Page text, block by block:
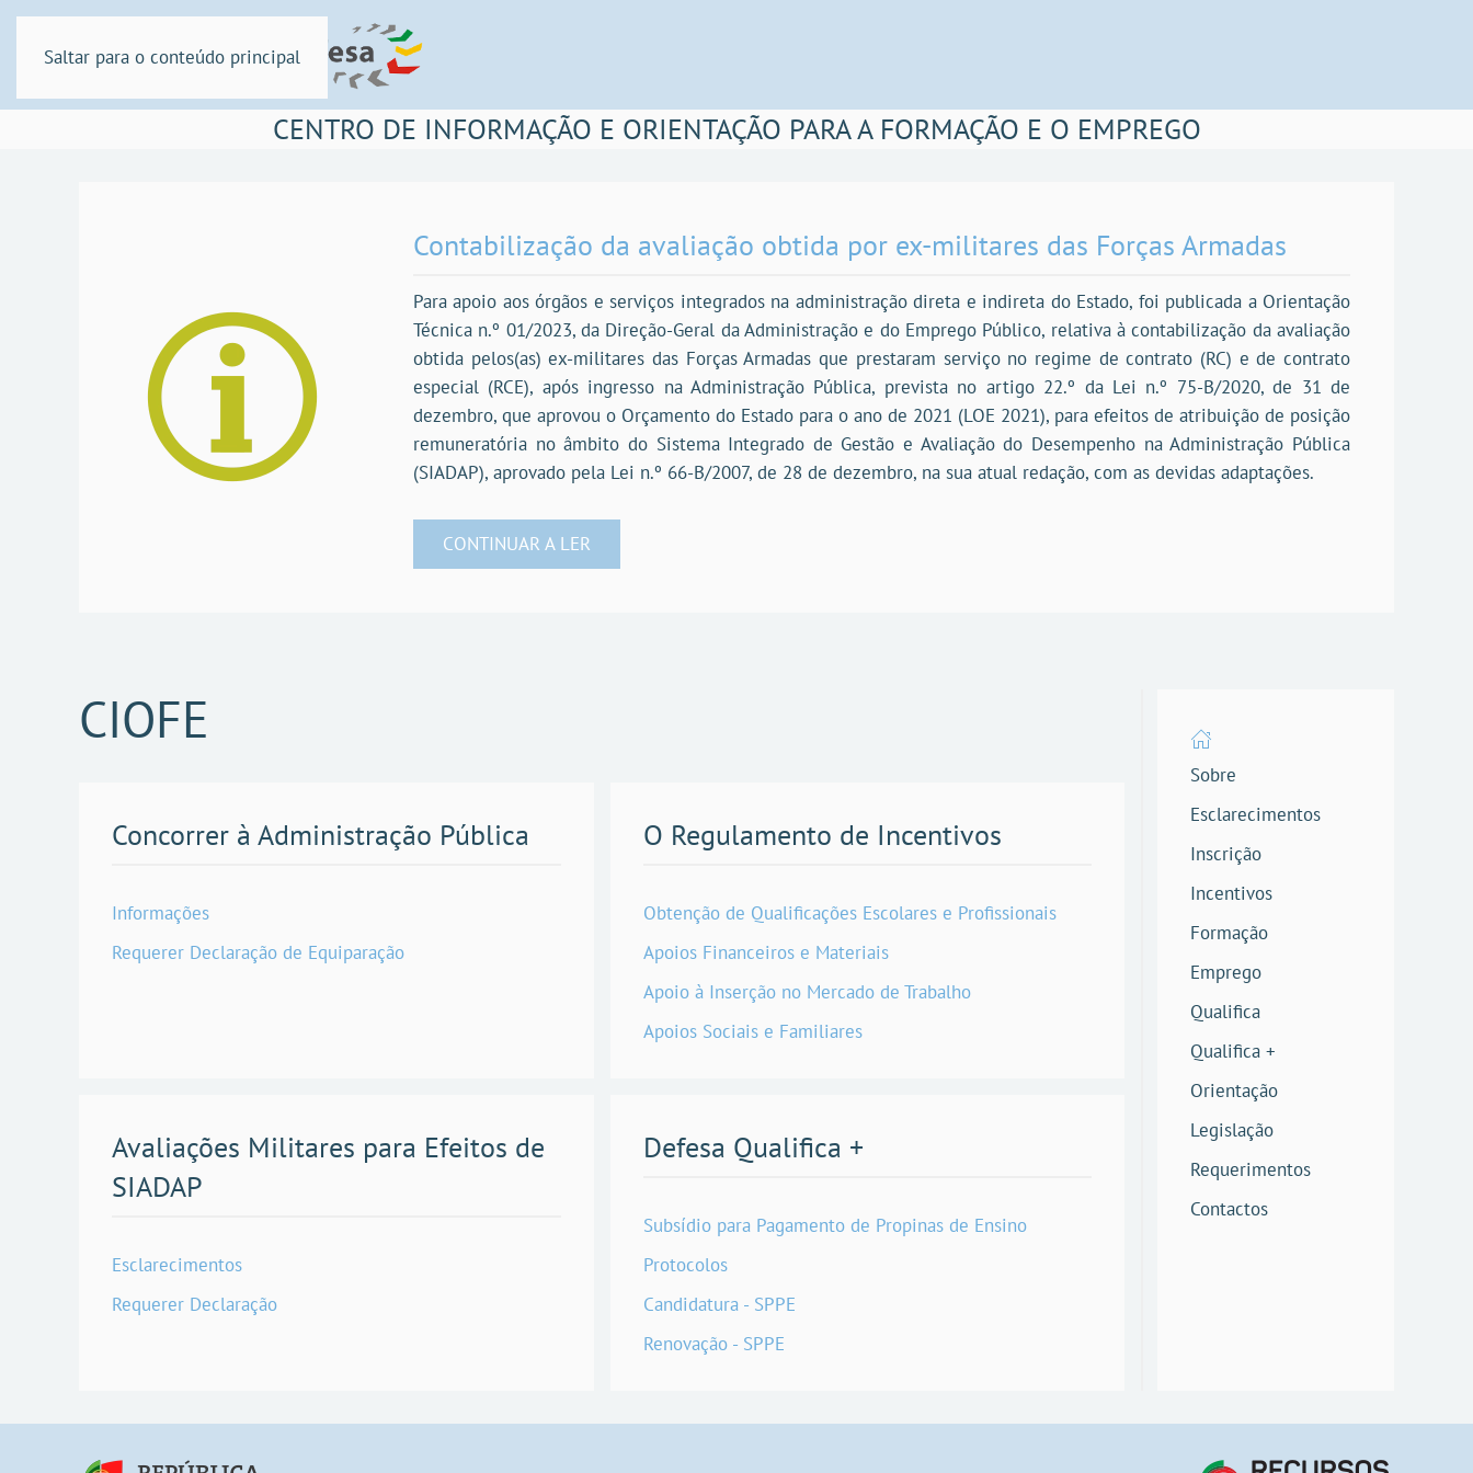
Saltar para o conteúdo principal
CENTRO DE INFORMAÇÃO E ORIENTAÇÃO PARA A FORMAÇÃO E O EMPREGO
Contabilização da avaliação obtida por ex-militares das Forças Armadas
Para apoio aos órgãos e serviços integrados na administração direta e indireta do Estado, foi publicada a Orientação
Técnica n.º 01/2023, da Direção-Geral da Administração e do Emprego Público, relativa à contabilização da avaliação
obtida pelos(as) ex-militares das Forças Armadas que prestaram serviço no regime de contrato (RC) e de contrato
especial (RCE), após ingresso na Administração Pública, prevista no artigo 22.º da Lei n.º 75-B/2020, de 31 de
dezembro, que aprovou o Orçamento do Estado para o ano de 2021 (LOE 2021), para efeitos de atribuição de posição
remuneratória no âmbito do Sistema Integrado de Gestão e Avaliação do Desempenho na Administração Pública
(SIADAP), aprovado pela Lei n.º 66-B/2007, de 28 de dezembro, na sua atual redação, com as devidas adaptações.
CONTINUAR A LER
CIOFE
Concorrer à Administração Pública
Informações
Requerer Declaração de Equiparação
O Regulamento de Incentivos
Obtenção de Qualificações Escolares e Profissionais
Apoios Financeiros e Materiais
Apoio à Inserção no Mercado de Trabalho
Apoios Sociais e Familiares
Avaliações Militares para Efeitos de
SIADAP
Esclarecimentos
Requerer Declaração
Defesa Qualifica +
Subsídio para Pagamento de Propinas de Ensino
Protocolos
Candidatura - SPPE
Renovação - SPPE
Sobre
Esclarecimentos
Inscrição
Incentivos
Formação
Emprego
Qualifica
Qualifica +
Orientação
Legislação
Requerimentos
Contactos